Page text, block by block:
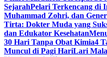
SejarahPelari Terkencang di
Muhammad Zohri, dan
Tirta: Dokter Muda yang
dan Edukator Kesehatan
30 Hari Tanpa Obat Kimia4
Muncul di Pagi HariLari